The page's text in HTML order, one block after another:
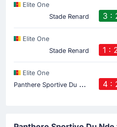
Elite One
Stade Renard
3 :
Elite One
Stade Renard
1 :
Elite One
P
anthere Sportive Du Nde 4 :